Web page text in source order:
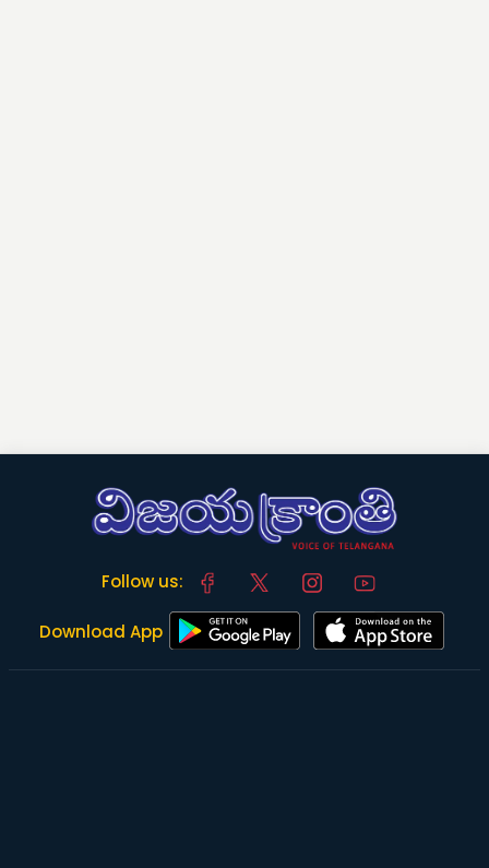
Follow us:
Download App